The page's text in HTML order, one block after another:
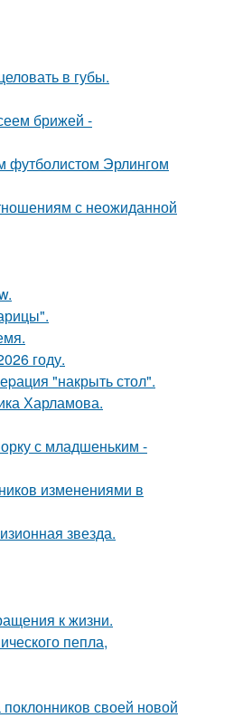
в губы.
брижей -
футболистом Эрлингом
с неожиданной
году.
"накрыть стол".
Харламова.
с младшеньким -
изменениями в
звезда.
к жизни.
пепла,
своей новой